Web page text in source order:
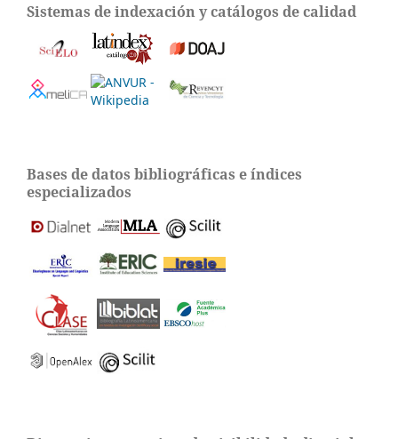
Sistemas de indexación y catálogos de calidad
Bases de datos bibliográficas e índices
especializados